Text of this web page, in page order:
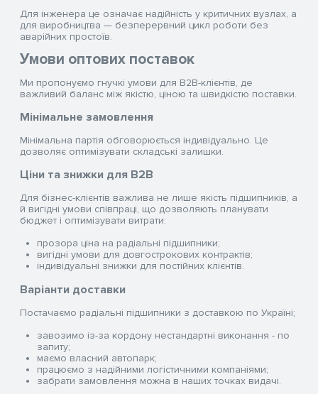
Для інженера це означає надійність у критичних вузлах, а
для виробництва — безперервний цикл роботи без
аварійних простоїв.
Умови оптових поставок
Ми пропонуємо гнучкі умови для B2B-клієнтів, де
важливий баланс між якістю, ціною та швидкістю поставки.
Мінімальне замовлення
Мінімальна партія обговорюється індивідуально. Це
дозволяє оптимізувати складські залишки.
Ціни та знижки для B2B
Для бізнес-клієнтів важлива не лише якість підшипників, а
й вигідні умови співпраці, що дозволяють планувати
бюджет і оптимізувати витрати:
прозора ціна на радіальні підшипники;
вигідні умови для довгострокових контрактів;
індивідуальні знижки для постійних клієнтів.
Варіанти доставки
Постачаємо радіальні підшипники з доставкою по Україні;
завозимо із-за кордону нестандартні виконання - по
запиту;
маємо власний автопарк;
працюємо з надійними логістичними компаніями;
забрати замовлення можна в наших точках видачі.